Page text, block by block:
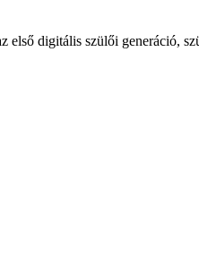
digitális szülői generáció,